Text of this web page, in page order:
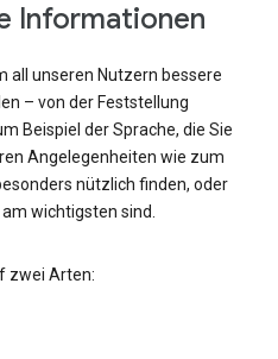
Informationen
all unseren Nutzern bessere
– von der Feststellung
Beispiel der Sprache, die Sie
Angelegenheiten wie zum
nützlich finden, oder
wichtigsten sind.
zwei Arten: